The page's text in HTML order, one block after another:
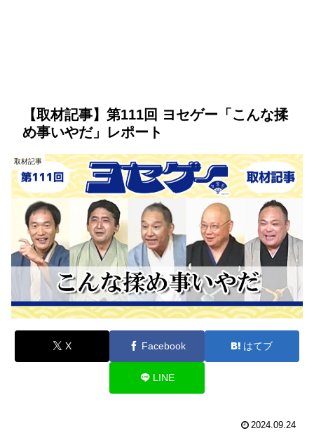
【取材記事】第111回 ヨセゲー「こんな揉
め事いやだ」レポート
取材記事
X Facebook はてブ
LINE
2024.09.24